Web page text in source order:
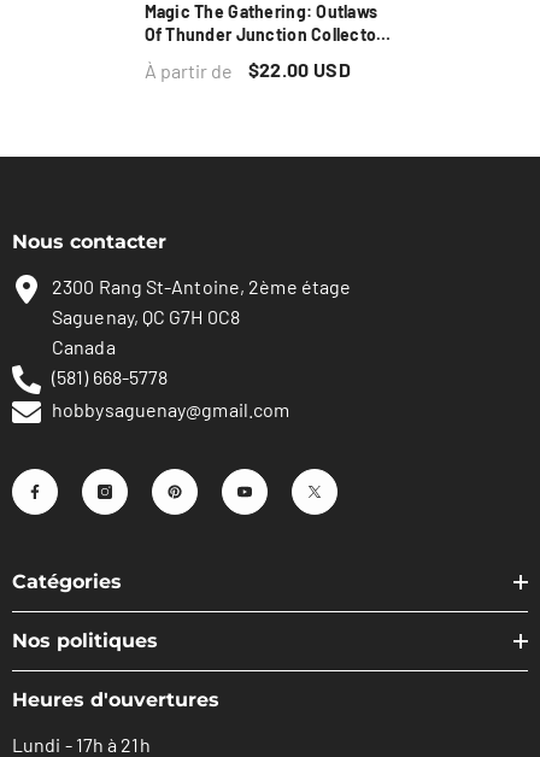
Magic The Gathering: Outlaws
Of Thunder Junction Collector
Booster
À partir de $22.00 USD
Nous contacter
2300 Rang St-Antoine, 2ème étage
Saguenay, QC G7H 0C8
Canada
(581) 668-5778
hobbysaguenay@gmail.com
Catégories
Nos politiques
Heures d'ouvertures
Lundi - 17h à 21h